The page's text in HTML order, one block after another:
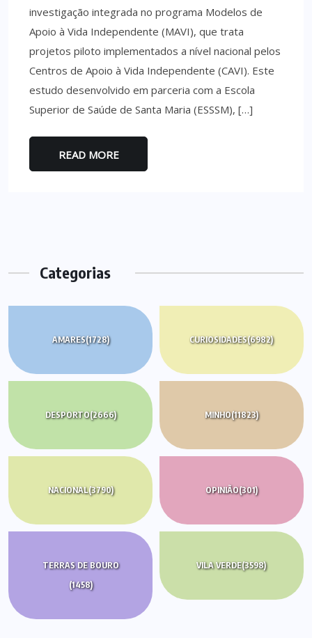
investigação integrada no programa Modelos de
Apoio à Vida Independente (MAVI), que trata
projetos piloto implementados a nível nacional pelos
Centros de Apoio à Vida Independente (CAVI). Este
estudo desenvolvido em parceria com a Escola
Superior de Saúde de Santa Maria (ESSSM), […]
READ MORE
Categorias
AMARES(1728) CURIOSIDADES(6982)
DESPORTO(2666) MINHO(11823)
NACIONAL(3790) OPINIÃO(301)
TERRAS DE BOURO
(1458)
VILA VERDE(3598)